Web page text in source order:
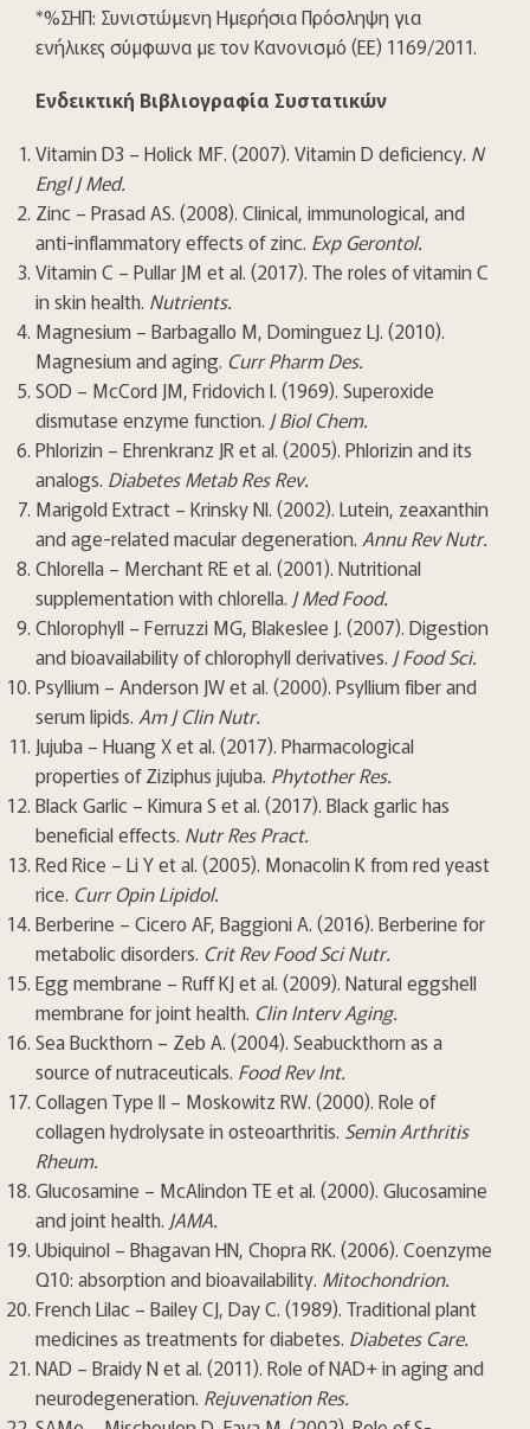
*%ΣΗΠ: Συνιστώμενη Ημερήσια Πρόσληψη για
ενήλικες σύμφωνα με τον Κανονισμό (ΕΕ) 1169/2011.
Ενδεικτική Βιβλιογραφία Συστατικών
Vitamin D3 – Holick MF. (2007). Vitamin D deficiency. N
Engl J Med.
Zinc – Prasad AS. (2008). Clinical, immunological, and
anti-inflammatory effects of zinc. Exp Gerontol.
Vitamin C – Pullar JM et al. (2017). The roles of vitamin C
in skin health. Nutrients.
Magnesium – Barbagallo M, Dominguez LJ. (2010).
Magnesium and aging. Curr Pharm Des.
SOD – McCord JM, Fridovich I. (1969). Superoxide
dismutase enzyme function. J Biol Chem.
Phlorizin – Ehrenkranz JR et al. (2005). Phlorizin and its
analogs. Diabetes Metab Res Rev.
Marigold Extract – Krinsky NI. (2002). Lutein, zeaxanthin
and age-related macular degeneration. Annu Rev Nutr.
Chlorella – Merchant RE et al. (2001). Nutritional
supplementation with chlorella. J Med Food.
Chlorophyll – Ferruzzi MG, Blakeslee J. (2007). Digestion
and bioavailability of chlorophyll derivatives. J Food Sci.
Psyllium – Anderson JW et al. (2000). Psyllium fiber and
serum lipids. Am J Clin Nutr.
Jujuba – Huang X et al. (2017). Pharmacological
properties of Ziziphus jujuba. Phytother Res.
Black Garlic – Kimura S et al. (2017). Black garlic has
beneficial effects. Nutr Res Pract.
Red Rice – Li Y et al. (2005). Monacolin K from red yeast
rice. Curr Opin Lipidol.
Berberine – Cicero AF, Baggioni A. (2016). Berberine for
metabolic disorders. Crit Rev Food Sci Nutr.
Egg membrane – Ruff KJ et al. (2009). Natural eggshell
membrane for joint health. Clin Interv Aging.
Sea Buckthorn – Zeb A. (2004). Seabuckthorn as a
source of nutraceuticals. Food Rev Int.
Collagen Type II – Moskowitz RW. (2000). Role of
collagen hydrolysate in osteoarthritis. Semin Arthritis
Rheum.
Glucosamine – McAlindon TE et al. (2000). Glucosamine
and joint health. JAMA.
Ubiquinol – Bhagavan HN, Chopra RK. (2006). Coenzyme
Q10: absorption and bioavailability. Mitochondrion.
French Lilac – Bailey CJ, Day C. (1989). Traditional plant
medicines as treatments for diabetes. Diabetes Care.
NAD – Braidy N et al. (2011). Role of NAD+ in aging and
neurodegeneration. Rejuvenation Res.